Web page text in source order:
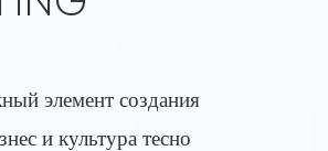
элемент создания
и культура тесно